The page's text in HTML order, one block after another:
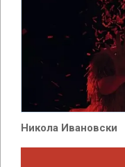
Никола Ивановски